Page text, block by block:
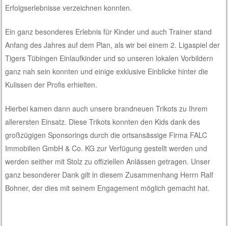
Erfolgserlebnisse verzeichnen konnten.
Ein ganz besonderes Erlebnis für Kinder und auch Trainer stand
Anfang des Jahres auf dem Plan, als wir bei einem 2. Ligaspiel der
Tigers Tübingen Einlaufkinder und so unseren lokalen Vorbildern
ganz nah sein konnten und einige exklusive Einblicke hinter die
Kulissen der Profis erhielten.
Hierbei kamen dann auch unsere brandneuen Trikots zu Ihrem
allerersten Einsatz. Diese Trikots konnten den Kids dank des
großzügigen Sponsorings durch die ortsansässige Firma FALC
Immobilien GmbH & Co. KG zur Verfügung gestellt werden und
werden seither mit Stolz zu offiziellen Anlässen getragen. Unser
ganz besonderer Dank gilt in diesem Zusammenhang Herrn Ralf
Bohner, der dies mit seinem Engagement möglich gemacht hat.